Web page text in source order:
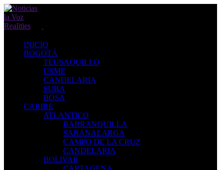
INICIO
BOGOTÁ
TEUSAQUILLO
USME
CANDELARIA
SUBA
BOSA
CARIBE
ATLANTICO
BARRANQUILLA
SABANALARGA
CAMPO DE LA CRUZ
CANDELARIA
BOLIVAR
CARTAGENA